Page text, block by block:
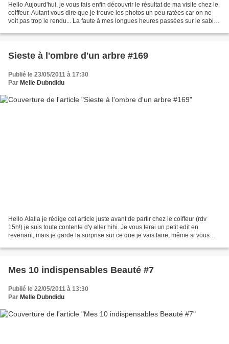
Hello Aujourd'hui, je vous fais enfin découvrir le résultat de ma visite chez le
coiffeur. Autant vous dire que je trouve les photos un peu ratées car on ne
voit pas trop le rendu... La faute à mes longues heures passées sur le sable.
Sieste à l'ombre d'un arbre #169
Publié le 23/05/2011 à 17:30
Par Melle Dubndidu
Hello Alalla je rédige cet article juste avant de partir chez le coiffeur (rdv
15h!) je suis toute contente d'y aller hihi. Je vous ferai un petit edit en
revenant, mais je garde la surprise sur ce que je vais faire, même si vous
Mes 10 indispensables Beauté #7
Publié le 22/05/2011 à 13:30
Par Melle Dubndidu